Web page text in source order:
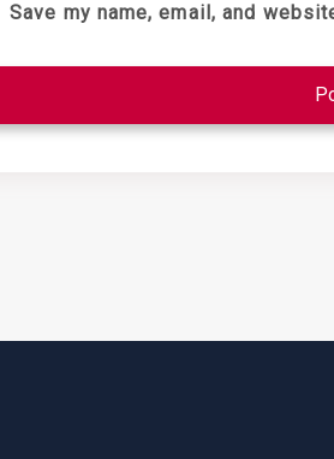
Save my name, email, and